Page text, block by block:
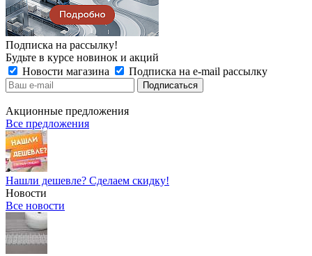
Подписка на рассылку!
Будьте в курсе новинок и акций
Новости магазина
Подписка на e-mail рассылку
Акционные предложения
Все предложения
Нашли дешевле? Сделаем скидку!
Новости
Все новости